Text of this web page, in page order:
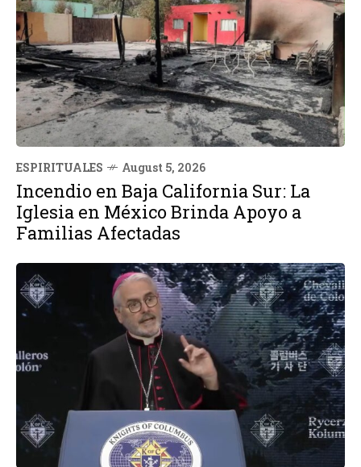
ESPIRITUALES August 5, 2026
Incendio en Baja California Sur: La
Iglesia en México Brinda Apoyo a
Familias Afectadas